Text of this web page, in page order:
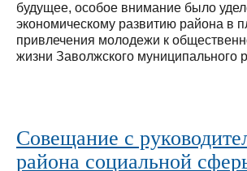
будущее, особое внимание было
экономическому развитию района в
привлечения молодежи к
жизни Заволжского муниципального
Совещание с
района социальной